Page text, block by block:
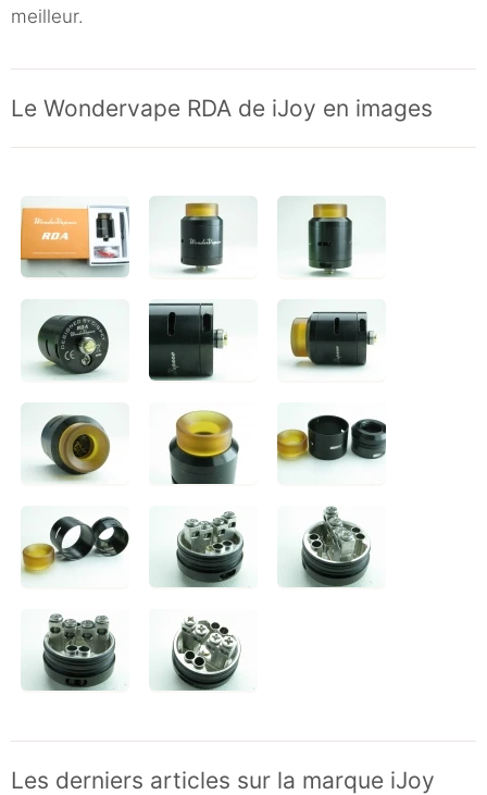
meilleur.
Le Wondervape RDA de iJoy en images
Les derniers articles sur la marque iJoy